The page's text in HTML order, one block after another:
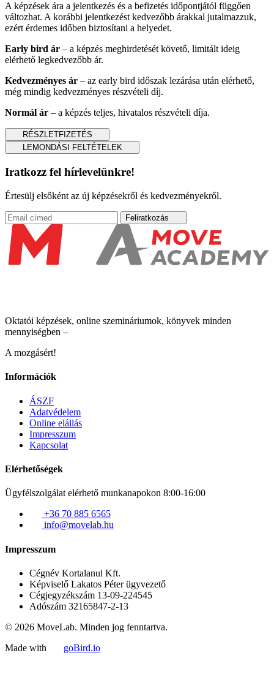
A képzések ára a jelentkezés és a befizetés időpontjától függően
változhat. A korábbi jelentkezést kedvezőbb árakkal jutalmazzuk,
ezért érdemes időben biztosítani a helyedet.
Early bird ár – a képzés meghirdetését követő, limitált ideig
elérhető legkedvezőbb ár.
Kedvezményes ár – az early bird időszak lezárása után elérhető,
még mindig kedvezményes részvételi díj.
Normál ár – a képzés teljes, hivatalos részvételi díja.
RÉSZLETFIZETÉS
LEMONDÁSI FELTÉTELEK
Iratkozz fel hírlevelünkre!
Értesülj elsőként az új képzésekről és kedvezményekről.
Feliratkozás
Oktatói képzések, online szemináriumok, könyvek minden
mennyiségben –
A mozgásért!
Információk
ÁSZF
Adatvédelem
Online elállás
Impresszum
Kapcsolat
Elérhetőségek
Ügyfélszolgálat elérhető munkanapokon 8:00-16:00
+36 70 885 6565
info@movelab.hu
Impresszum
Cégnév Kortalanul Kft.
Képviselő Lakatos Péter ügyvezető
Cégjegyzékszám 13-09-224545
Adószám 32165847-2-13
© 2026 MoveLab. Minden jog fenntartva.
Made with
goBird.io